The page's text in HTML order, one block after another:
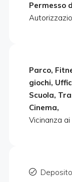
Permesso
Parco,
giochi,
Scuola,
Cinema,
Vicinanza